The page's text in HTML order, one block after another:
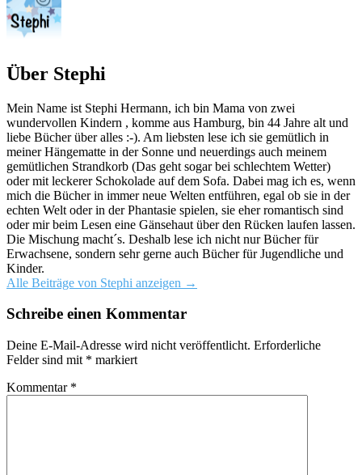
Über Stephi
Mein Name ist Stephi Hermann, ich bin Mama von zwei
wundervollen Kindern , komme aus Hamburg, bin 44 Jahre alt und
liebe Bücher über alles :-). Am liebsten lese ich sie gemütlich in
meiner Hängematte in der Sonne und neuerdings auch meinem
gemütlichen Strandkorb (Das geht sogar bei schlechtem Wetter)
oder mit leckerer Schokolade auf dem Sofa. Dabei mag ich es, wenn
mich die Bücher in immer neue Welten entführen, egal ob sie in der
echten Welt oder in der Phantasie spielen, sie eher romantisch sind
oder mir beim Lesen eine Gänsehaut über den Rücken laufen lassen.
Die Mischung macht´s. Deshalb lese ich nicht nur Bücher für
Erwachsene, sondern sehr gerne auch Bücher für Jugendliche und
Kinder.
Alle Beiträge von Stephi anzeigen →
Schreibe einen Kommentar
Deine E-Mail-Adresse wird nicht veröffentlicht. Erforderliche
Felder sind mit * markiert
Kommentar *